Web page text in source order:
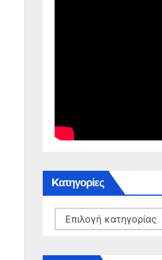
Kατηγορίες
Kατηγορίες